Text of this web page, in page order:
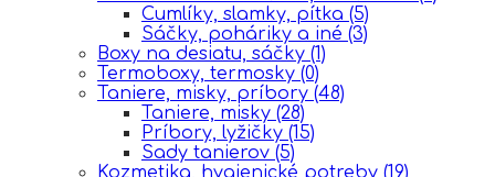
Cumlíky, slamky, pítka (5)
Sáčky, poháriky a iné (3)
Boxy na desiatu, sáčky (1)
Termoboxy, termosky (0)
Taniere, misky, príbory (48)
Taniere, misky (28)
Príbory, lyžičky (15)
Sady tanierov (5)
Kozmetika, hygienické potreby (19)